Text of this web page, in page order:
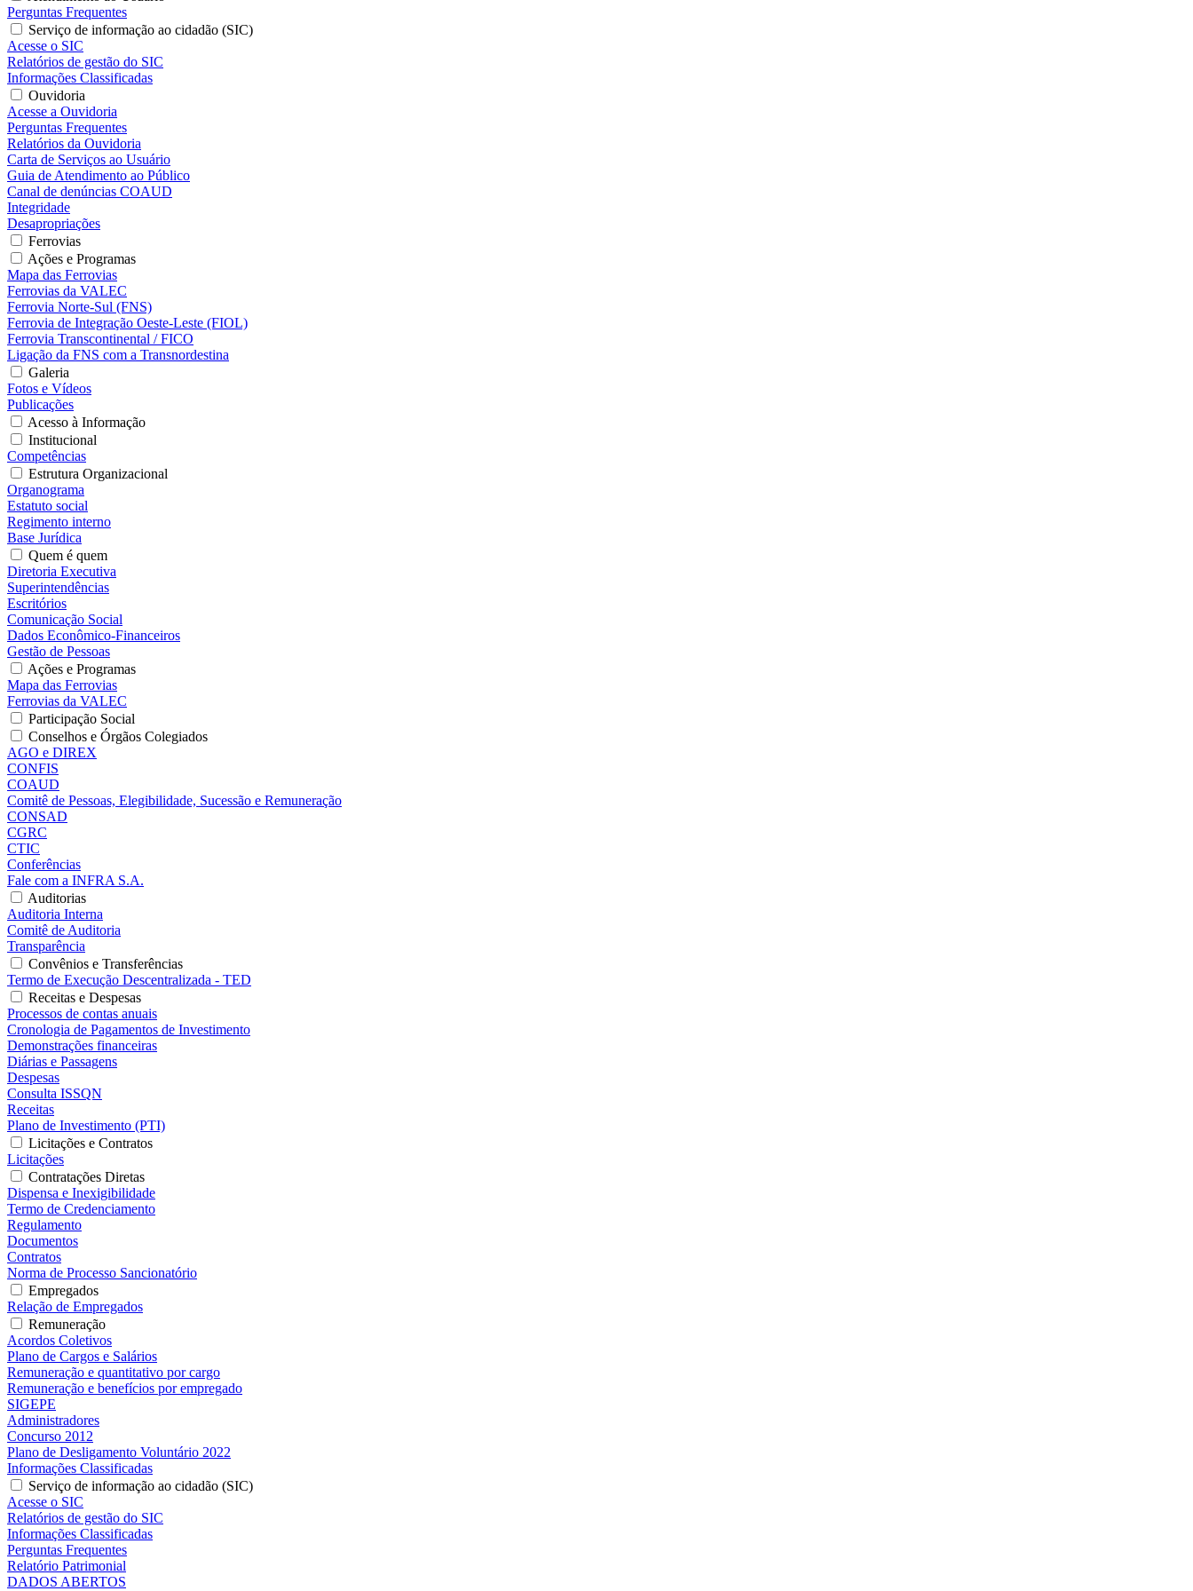
Perguntas Frequentes
Serviço de informação ao cidadão (SIC)
Acesse o SIC
Relatórios de gestão do SIC
Informações Classificadas
Ouvidoria
Acesse a Ouvidoria
Perguntas Frequentes
Relatórios da Ouvidoria
Carta de Serviços ao Usuário
Guia de Atendimento ao Público
Canal de denúncias COAUD
Integridade
Desapropriações
Ferrovias
Ações e Programas
Mapa das Ferrovias
Ferrovias da VALEC
Ferrovia Norte-Sul (FNS)
Ferrovia de Integração Oeste-Leste (FIOL)
Ferrovia Transcontinental / FICO
Ligação da FNS com a Transnordestina
Galeria
Fotos e Vídeos
Publicações
Acesso à Informação
Institucional
Competências
Estrutura Organizacional
Organograma
Estatuto social
Regimento interno
Base Jurídica
Quem é quem
Diretoria Executiva
Superintendências
Escritórios
Comunicação Social
Dados Econômico-Financeiros
Gestão de Pessoas
Ações e Programas
Mapa das Ferrovias
Ferrovias da VALEC
Participação Social
Conselhos e Órgãos Colegiados
AGO e DIREX
CONFIS
COAUD
Comitê de Pessoas, Elegibilidade, Sucessão e Remuneração
CONSAD
CGRC
CTIC
Conferências
Fale com a INFRA S.A.
Auditorias
Auditoria Interna
Comitê de Auditoria
Transparência
Convênios e Transferências
Termo de Execução Descentralizada - TED
Receitas e Despesas
Processos de contas anuais
Cronologia de Pagamentos de Investimento
Demonstrações financeiras
Diárias e Passagens
Despesas
Consulta ISSQN
Receitas
Plano de Investimento (PTI)
Licitações e Contratos
Licitações
Contratações Diretas
Dispensa e Inexigibilidade
Termo de Credenciamento
Regulamento
Documentos
Contratos
Norma de Processo Sancionatório
Empregados
Relação de Empregados
Remuneração
Acordos Coletivos
Plano de Cargos e Salários
Remuneração e quantitativo por cargo
Remuneração e benefícios por empregado
SIGEPE
Administradores
Concurso 2012
Plano de Desligamento Voluntário 2022
Informações Classificadas
Serviço de informação ao cidadão (SIC)
Acesse o SIC
Relatórios de gestão do SIC
Informações Classificadas
Perguntas Frequentes
Relatório Patrimonial
DADOS ABERTOS